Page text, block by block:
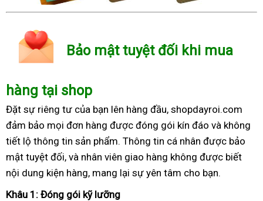
Bảo mật tuyệt đối khi mua
hàng tại shop
Đặt sự riêng tư của bạn lên hàng đầu, shopdayroi.com
đảm bảo mọi đơn hàng được đóng gói kín đáo và không
tiết lộ thông tin sản phẩm. Thông tin cá nhân được bảo
mật tuyệt đối, và nhân viên giao hàng không được biết
nội dung kiện hàng, mang lại sự yên tâm cho bạn.
Khâu 1: Đóng gói kỹ lưỡng